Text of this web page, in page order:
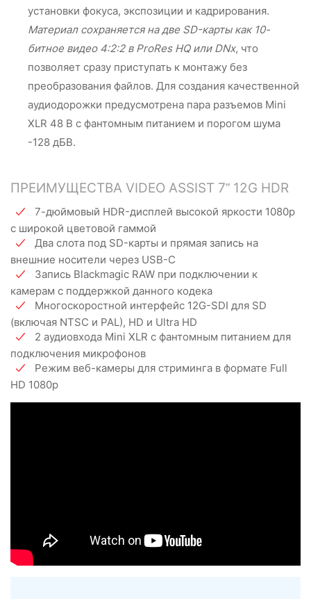
установки фокуса, экспозиции и кадрирования.
Материал сохраняется на две SD-карты как 10-
битное видео 4:2:2 в ProRes HQ или DNx, что
позволяет сразу приступать к монтажу без
преобразования файлов. Для создания качественной
аудиодорожки предусмотрена пара разъемов Mini
XLR 48 В с фантомным питанием и порогом шума
-128 дБВ.
ПРЕИМУЩЕСТВА VIDEO ASSIST 7” 12G HDR
7-дюймовый HDR-дисплей высокой яркости 1080p
с широкой цветовой гаммой
Два слота под SD-карты и прямая запись на
внешние носители через USB-C
Запись Blackmagic RAW при подключении к
камерам с поддержкой данного кодека
Многоскоростной интерфейс 12G-SDI для SD
(включая NTSC и PAL), HD и Ultra HD
2 аудиовхода Mini XLR с фантомным питанием для
подключения микрофонов
Режим веб-камеры для стриминга в формате Full
HD 1080p